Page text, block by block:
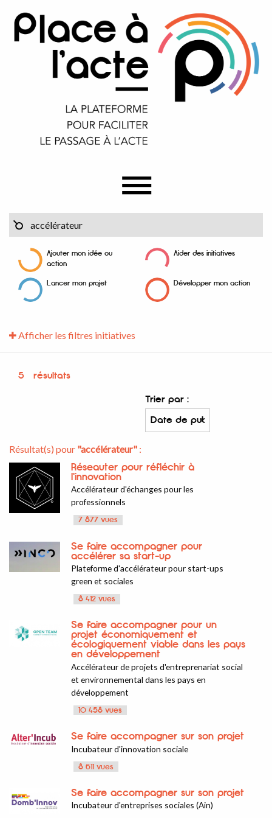
Ajouter mon idée ou
action
Aider des initiatives
Lancer mon projet Développer mon action
Afficher les filtres initiatives
5 résultats
Trier par :
Résultat(s) pour "accélérateur" :
Réseauter pour réfléchir à
l'innovation
Accélérateur d'échanges pour les
professionnels
7 877 vues
Se faire accompagner pour
accélérer sa start-up
Plateforme d'accélérateur pour start-ups
green et sociales
8 412 vues
Se faire accompagner pour un
projet économiquement et
écologiquement viable dans les pays
en développement
Accélérateur de projets d'entreprenariat social
et environnemental dans les pays en
développement
10 458 vues
Se faire accompagner sur son projet
Incubateur d'innovation sociale
8 611 vues
Se faire accompagner sur son projet
Incubateur d'entreprises sociales (Ain)